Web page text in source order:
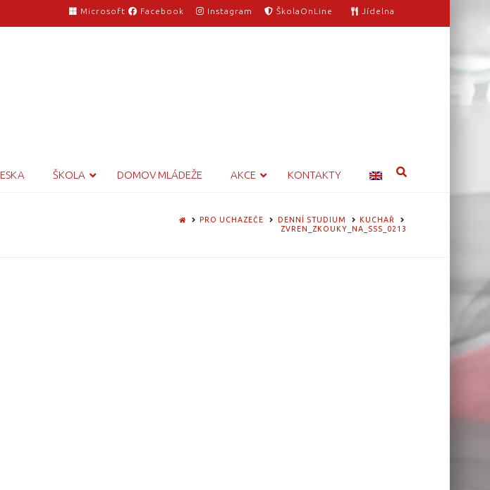
Microsoft Facebook Instagram ŠkolaOnLine Jídelna
ŠKOLA DOMOV MLÁDEŽE AKCE KONTAKTY
HOMEPRO UCHAZEČE DENNÍ STUDIUM
KUCHAŘ
ZVREN_ZKOUKY_NA_SSS_0213